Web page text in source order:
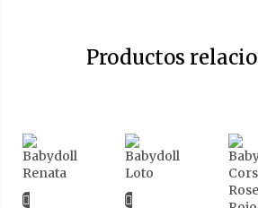
Productos